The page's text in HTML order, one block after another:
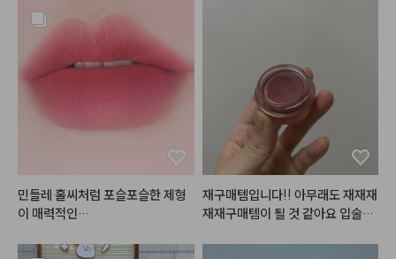
럴땐 묻어남이 어쩔수없이 있습니
다만, 그걸 커버할 만큼 너무 이쁜
색상과 광택입니다~! 이거 바르고
직장에 갔을때 다른 여성분께서 립
이 너무 이쁘다고~! 알려달라고 할
정도였어요~~~! 차분한 색 좋아
하시는 분이 땅콩밤사시면 맘에 안
들어 할 사람 없을듯 하네요 ~! 완
전 추천합니다~! 다른 색상도 구매
보려구요 ~! ㅎㅎ 👍
민들레 홀씨처럼 포슬포슬한 제형
재구매템입니다!! 아무래도 재재재
재재구매템이 될 것 같아요 입술에